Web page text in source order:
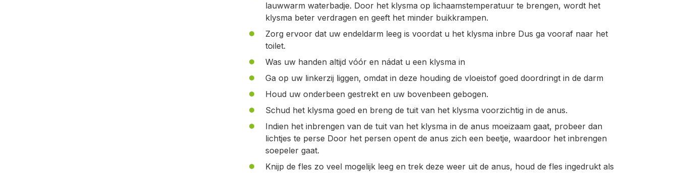
lauwwarm waterbadje. Door het klysma op lichaamstemperatuur te brengen, wordt het
klysma beter verdragen en geeft het minder buikkrampen.
Zorg ervoor dat uw endeldarm leeg is voordat u het klysma inbre Dus ga vooraf naar het
toilet.
Was uw handen altijd vóór en nádat u een klysma in
Ga op uw linkerzij liggen, omdat in deze houding de vloeistof goed doordringt in de darm
Houd uw onderbeen gestrekt en uw bovenbeen gebogen.
Schud het klysma goed en breng de tuit van het klysma voorzichtig in de anus.
Indien het inbrengen van de tuit van het klysma in de anus moeizaam gaat, probeer dan
lichtjes te perse Door het persen opent de anus zich een beetje, waardoor het inbrengen
soepeler gaat.
Knijp de fles zo veel mogelijk leeg en trek deze weer uit de anus, houd de fles ingedrukt als